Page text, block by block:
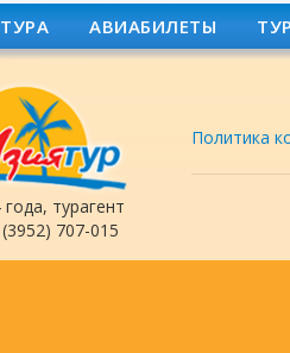
АВИАБИЛЕТЫ
турагент
707-015
Политика